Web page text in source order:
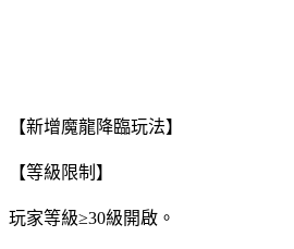
【新增魔龍降臨玩法】
【等級限制】
玩家等級≥30級開啟。